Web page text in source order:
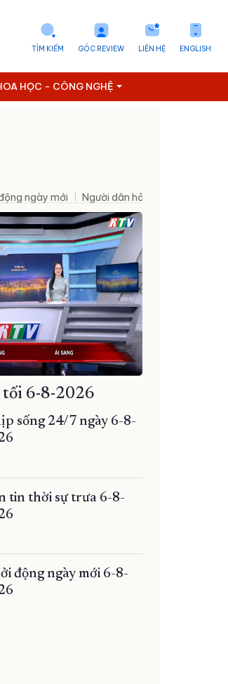
ENGLISH
LIÊN HỆ
GÓC REVIEW
TÌM KIẾM
HỌC - CÔNG NGHỆ
ngày mới Người dân hỏi – Cơ quan nhà
tối 6-8-2026
sống 24/7 ngày 6-8-
tin thời sự trưa 6-8-
động ngày mới 6-8-